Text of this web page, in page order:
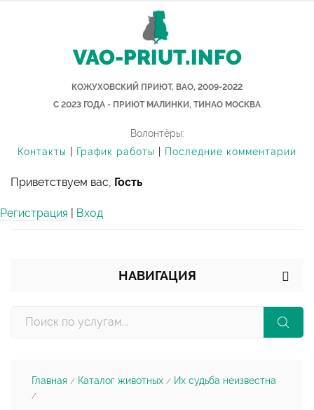
VAO-PRIUT.INFO
КОЖУХОВСКИЙ ПРИЮТ, ВАО, 2009-2022
С 2023 ГОДА - ПРИЮТ МАЛИНКИ, ТИНАО МОСКВА
Волонтёры:
Контакты
График работы Последние комментарии
Приветствуем вас, Гость
Регистрация Вход
НАВИГАЦИЯ
Главная / Каталог животных / Их судьба неизвестна
/